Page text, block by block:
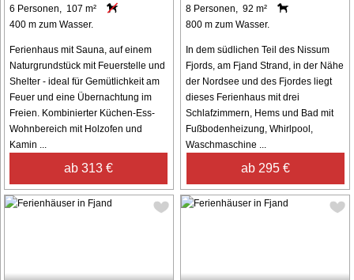
6 Personen, 107 m²
400 m zum Wasser.
Ferienhaus mit Sauna, auf einem
Naturgrundstück mit Feuerstelle und
Shelter - ideal für Gemütlichkeit am
Feuer und eine Übernachtung im
Freien. Kombinierter Küchen-Ess-
Wohnbereich mit Holzofen und
Kamin ...
ab 313 €
8 Personen, 92 m²
800 m zum Wasser.
In dem südlichen Teil des Nissum
Fjords, am Fjand Strand, in der Nähe
der Nordsee und des Fjordes liegt
dieses Ferienhaus mit drei
Schlafzimmern, Hems und Bad mit
Fußbodenheizung, Whirlpool,
Waschmaschine ...
ab 295 €